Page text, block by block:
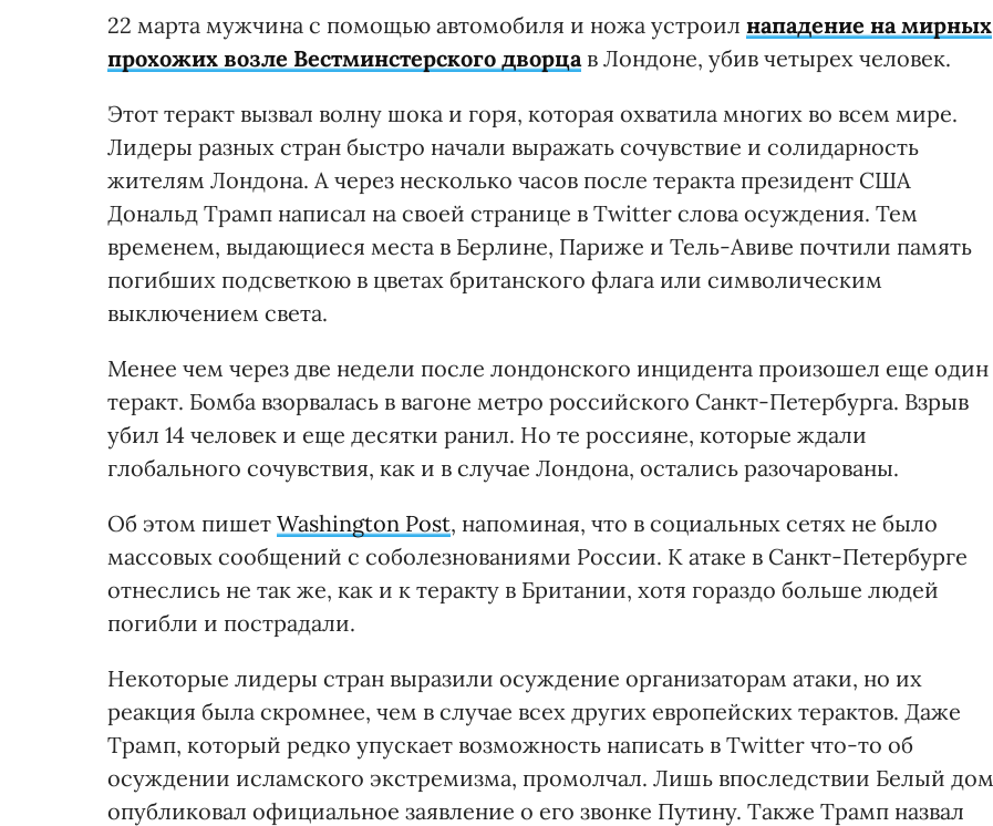
22 марта мужчина с помощью автомобиля и ножа устроил нападение на мирных
прохожих возле Вестминстерского дворца в Лондоне, убив четырех человек.
Этот теракт вызвал волну шока и горя, которая охватила многих во всем мире.
Лидеры разных стран быстро начали выражать сочувствие и солидарность
жителям Лондона. А через несколько часов после теракта президент США
Дональд Трамп написал на своей странице в Twitter слова осуждения. Тем
временем, выдающиеся места в Берлине, Париже и Тель-Авиве почтили память
погибших подсветкою в цветах британского флага или символическим
выключением света.
Менее чем через две недели после лондонского инцидента произошел еще один
теракт. Бомба взорвалась в вагоне метро российского Санкт-Петербурга. Взрыв
убил 14 человек и еще десятки ранил. Но те россияне, которые ждали
глобального сочувствия, как и в случае Лондона, остались разочарованы.
Об этом пишет Washington Post, напоминая, что в социальных сетях не было
массовых сообщений с соболезнованиями России. К атаке в Санкт-Петербурге
отнеслись не так же, как и к теракту в Британии, хотя гораздо больше людей
погибли и пострадали.
Некоторые лидеры стран выразили осуждение организаторам атаки, но их
реакция была скромнее, чем в случае всех других европейских терактов. Даже
Трамп, который редко упускает возможность написать в Twitter что-то об
осуждении исламского экстремизма, промолчал. Лишь впоследствии Белый дом
опубликовал официальное заявление о его звонке Путину. Также Трамп назвал